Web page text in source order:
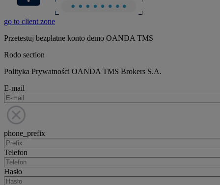
go to client zone
Przetestuj bezpłatne konto demo OANDA TMS
Rodo section
Polityka Prywatności OANDA TMS Brokers S.A.
E-mail
phone_prefix
Telefon
Hasło